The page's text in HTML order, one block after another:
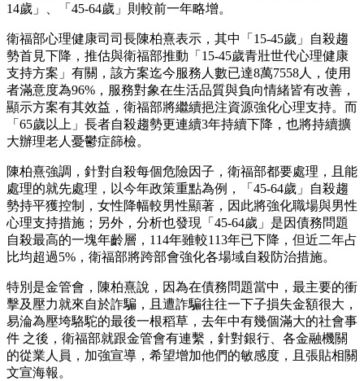
14歲」、「45-64歲」則較前一年略增。
衛福部心理健康司司長陳柏熹表示，其中「15-45歲」自殺趨
勢首見下降，推估與衛福部推動「15-45歲青壯世代心理健康
支持方案」有關，該方案迄今服務人數已達8萬7558人，使用
者滿意度為96%，服務對象在生活品質與負向情緒皆有改善，
顯示方案有其效益，衛福部將繼續挹注資源強化心理支持。而
「65歲以上」長者自殺趨勢更連續3年持續下降，也將持續擴
大辦理老人憂鬱症篩檢。
陳柏熹強調，針對自殺每個危險因子，衛福部都要處理，且能
處理的就先處理，以今年政策重點為例，「45-64歲」自殺趨
勢持平獲控制，女性降幅較男性顯著，因此將強化職場與男性
心理支持措施；另外，分析也發現「45-64歲」是因債務問題
自殺最高的一塊年齡層，114年雖較113年已下降，但近二年占
比均超過5%，衛福部將跨部會強化各場域自殺防治措施。
特別是金管會，陳柏熹說，因為在債務問題當中，最主要的衝
擊及壓力就來自於詐騙，且遭詐騙往往一下子損失金額很大，
易淪為壓垮駱駝的最後一根稻草，去年中有幾個滿大的社會事
件 之後，衛福部就跟金管會有連繫，針對銀行、各金融機關
的從業人員，加強宣導，希望增加他們的敏感度，且張貼相關
文宣海報。